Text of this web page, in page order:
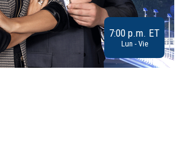
7:00 p.m. ET
Lun - Vie